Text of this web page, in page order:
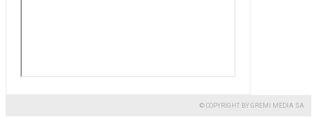
© COPYRIGHT BY GREMI MEDIA SA